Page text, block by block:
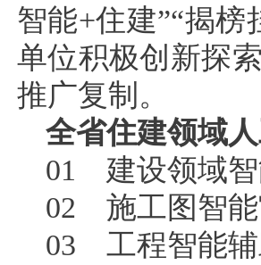
智能+住建”“揭
单位积极创新探
推广复制。
全省住建领域
01 建设领域智
02 施工图智能
03 工程智能辅